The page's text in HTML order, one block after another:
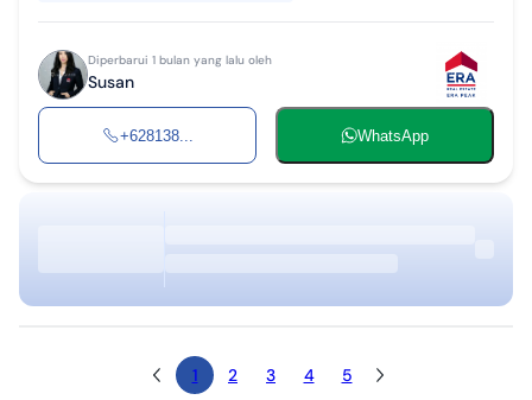
Diperbarui 1 bulan yang lalu oleh
Susan
+628138... WhatsApp
1 2 3 4 5